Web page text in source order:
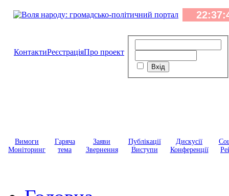
КонтактиРеєстраціяПро проект
Вимоги
Моніторинг
Гаряча
тема
Заяви
Звернення
Публікації
Виступи
Дискусії
Конференції